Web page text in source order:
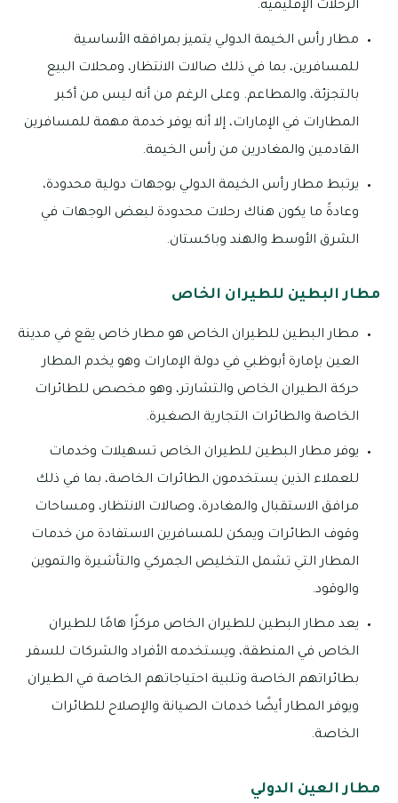
الرحلات الإقليمية.
مطار رأس الخيمة الدولي يتميز بمرافقه الأساسية
للمسافرين، بما في ذلك صالات الانتظار، ومحلات البيع
بالتجزئة، والمطاعم. وعلى الرغم من أنه ليس من أكبر
المطارات في الإمارات، إلا أنه يوفر خدمة مهمة للمسافرين
القادمين والمغادرين من رأس الخيمة.
يرتبط مطار رأس الخيمة الدولي بوجهات دولية محدودة،
وعادةً ما يكون هناك رحلات محدودة لبعض الوجهات في
الشرق الأوسط والهند وباكستان.
مطار البطين للطيران الخاص
مطار البطين للطيران الخاص هو مطار خاص يقع في مدينة
العين بإمارة أبوظبي في دولة الإمارات وهو يخدم المطار
حركة الطيران الخاص والتشارتر، وهو مخصص للطائرات
الخاصة والطائرات التجارية الصغيرة.
يوفر مطار البطين للطيران الخاص تسهيلات وخدمات
للعملاء الذين يستخدمون الطائرات الخاصة، بما في ذلك
مرافق الاستقبال والمغادرة، وصالات الانتظار، ومساحات
وقوف الطائرات ويمكن للمسافرين الاستفادة من خدمات
المطار التي تشمل التخليص الجمركي والتأشيرة والتموين
والوقود.
يعد مطار البطين للطيران الخاص مركزًا هامًا للطيران
الخاص في المنطقة، ويستخدمه الأفراد والشركات للسفر
بطائراتهم الخاصة وتلبية احتياجاتهم الخاصة في الطيران
ويوفر المطار أيضًا خدمات الصيانة والإصلاح للطائرات
الخاصة.
مطار العين الدولي